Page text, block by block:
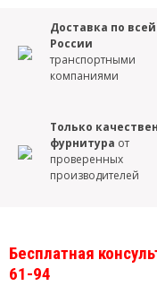
Доставка по всей
России
транспортными
компаниями
Только
фурнитура от
проверенных
производителей
Бесплатная
61-94